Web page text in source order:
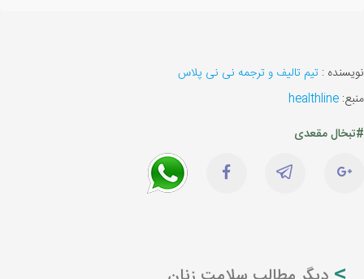
نویسنده : تیم تالیف و ترجمه نی نی پلاس
منبع: healthline
#تبخال مقعدی